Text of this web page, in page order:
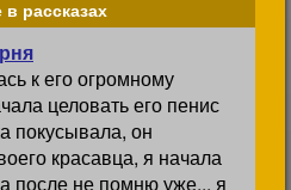
в рассказах
к его огромному
целовать его пенис
покусывала, он
красавца, я начала
а после не помню уже... я